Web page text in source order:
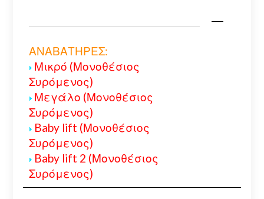
ΑΝΑΒΑΤΗΡΕΣ:
Μικρό (Μονοθέσιος
Συρόμενος)
Μεγάλο (Μονοθέσιος
Συρόμενος)
Baby lift (Μονοθέσιος
Συρόμενος)
Baby lift 2 (Μονοθέσιος
Συρόμενος)